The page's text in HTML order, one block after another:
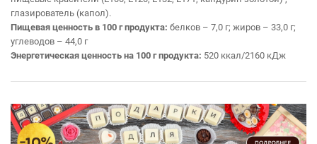
глазирователь (капол).
Пищевая ценность в 100 г продукта: белков – 7,0 г; жиров – 33,0 г;
углеводов – 44,0 г
Энергетическая ценность на 100 г продукта: 520 ккал/2160 кДж